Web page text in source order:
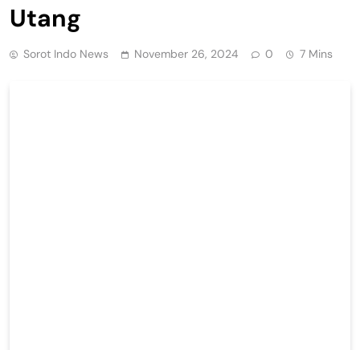
Utang
Sorot Indo News November 26, 2024 0 7 Mins